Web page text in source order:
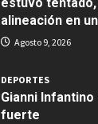
COCINA
Ensalada de
COCINA
alineación en
Agosto 9, 2026
DEPORTES
Gianni
fuerte